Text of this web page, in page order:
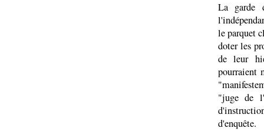
La garde
le parquet
doter les
de leur
pourraient
"juge de
d'enquête.